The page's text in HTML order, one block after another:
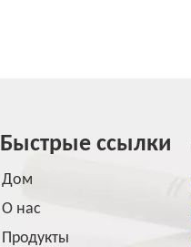
Быстрые ссылки
Дом
О нас
Продукты